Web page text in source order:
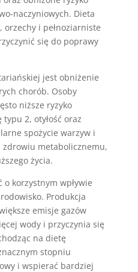
naczyniowych. Dieta
orzechy i pełnoziarniste
się do poprawy
jest obniżenie
chorób. Osoby
niższe ryzyko
2, otyłość oraz
spożycie warzyw i
zdrowiu metabolicznemu,
życia.
korzystnym wpływie
Produkcja
emisje gazów
wody i przyczynia się
na dietę
stopniu
i wspierać bardziej